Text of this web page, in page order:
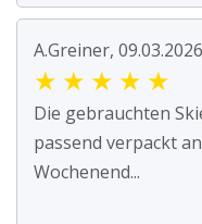
A.Greiner, 09.03.2026
★ ★ ★ ★ ★
Die gebrauchten
passend verpackt
Wochenend...